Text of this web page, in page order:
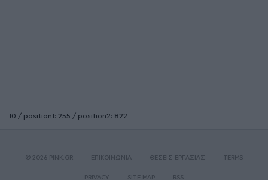
10 / position1: 255 / position2: 822
© 2026 PINK.GR ΕΠΙΚΟΙΝΩΝΙΑ ΘΕΣΕΙΣ ΕΡΓΑΣΙΑΣ TERMS
PRIVACY SITE MAP RSS